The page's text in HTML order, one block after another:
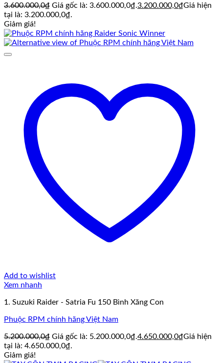
3.600.000,0₫ Giá gốc là: 3.600.000,0₫.3.200.000,0₫Giá hiện
tại là: 3.200.000,0₫.
Giảm giá!
Add to wishlist
Xem nhanh
1. Suzuki Raider - Satria Fu 150 Bình Xăng Con
Phuộc RPM chính hãng Việt Nam
5.200.000,0₫ Giá gốc là: 5.200.000,0₫.4.650.000,0₫Giá hiện
tại là: 4.650.000,0₫.
Giảm giá!